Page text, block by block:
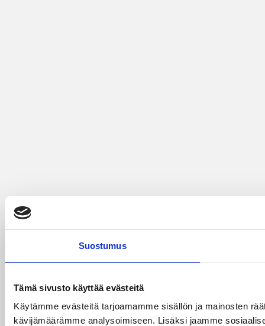
Suostumus
Tämä sivusto käyttää evästeitä
Käytämme evästeitä tarjoamamme sisällön ja mainosten
kävijämäärämme analysoimiseen. Lisäksi jaamme